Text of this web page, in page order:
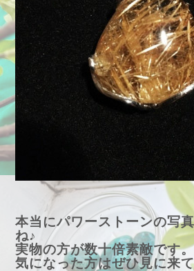
本当にパワーストーンの写
ね♪
実物の方が数十倍素敵です。
気になった方はぜひ見に来